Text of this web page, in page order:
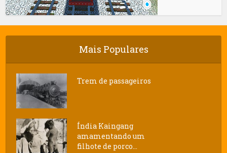
Mais Populares
Trem de passageiros
Índia Kaingang
amamentando um
filhote de porco...